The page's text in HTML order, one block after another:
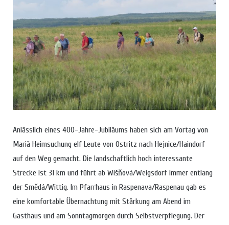
Anlässlich eines 400-Jahre-Jubiläums haben sich am Vortag von
Mariä Heimsuchung elf Leute von Ostritz nach Hejnice/Haindorf
auf den Weg gemacht. Die landschaftlich hoch interessante
Strecke ist 31 km und führt ab Wišňová/Weigsdorf immer entlang
der Smědá/Wittig. Im Pfarrhaus in Raspenava/Raspenau gab es
eine komfortable Übernachtung mit Stärkung am Abend im
Gasthaus und am Sonntagmorgen durch Selbstverpflegung. Der